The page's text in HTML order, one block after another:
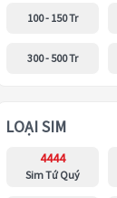
100 - 150 Tr
300 - 500 Tr
LOẠI SIM
4444
Sim Tứ Quý